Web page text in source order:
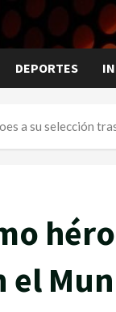
DEPORTES
a su selección